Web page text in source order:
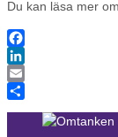
Du kan läsa mer
Facebook
LinkedIn
Email